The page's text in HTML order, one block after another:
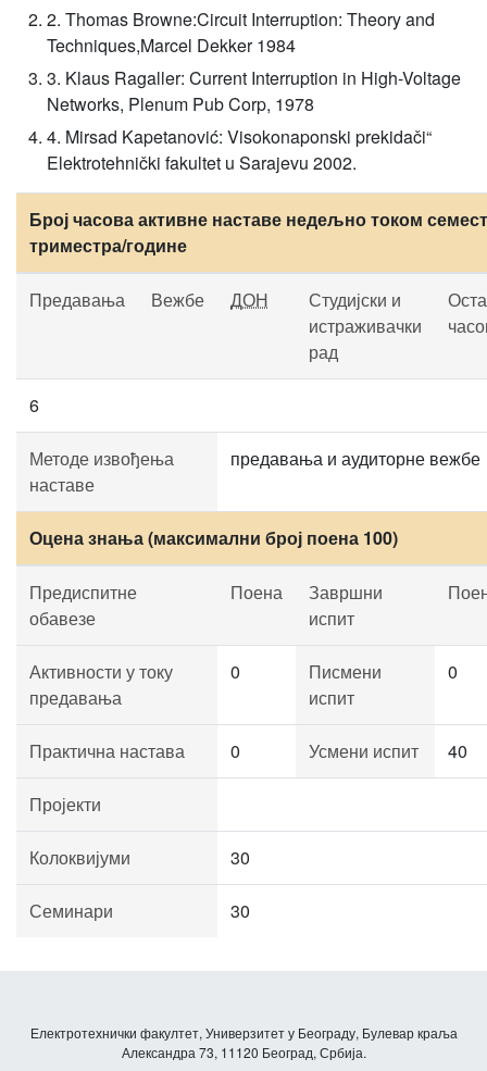
2. Thomas Browne:Circuit Interruption: Theory and
Techniques,Marcel Dekker 1984
3. Klaus Ragaller: Current Interruption in High-Voltage
Networks, Plenum Pub Corp, 1978
4. Mirsad Kapetanović: Visokonaponski prekidači“
Elektrotehnički fakultet u Sarajevu 2002.
Број часова активне наставе недељно током
триместра/године
Предавања Вежбе ДОН
Студијски и
истраживачки
рад
6
Методе извођења
наставе
предавања и аудиторне вежбе
Оцена знања (максимални број поена 100)
Предиспитне
обавезе
Поена
Завршни
испит
Активности у току
предавања
0
Писмени
испит
0
Практична настава 0 Усмени испит 40
Пројекти
Колоквијуми 30
Семинари 30
Електротехнички факултет, Универзитет у Београду, Булевар краља
Александра 73, 11120 Београд, Србија.